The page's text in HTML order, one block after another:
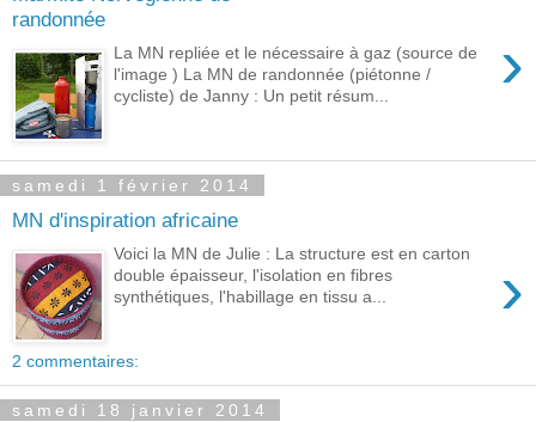
randonnée
›
La MN repliée et le nécessaire à gaz (source de
l'image ) La MN de randonnée (piétonne /
cycliste) de Janny : Un petit résum...
samedi 1 février 2014
MN d'inspiration africaine
›
Voici la MN de Julie : La structure est en carton
double épaisseur, l'isolation en fibres
synthétiques, l'habillage en tissu a...
2 commentaires:
samedi 18 janvier 2014